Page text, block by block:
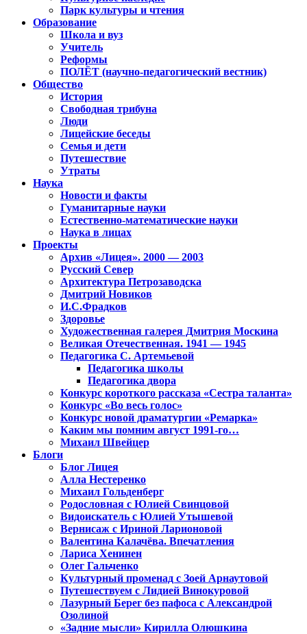
Парк культуры и чтения
Образование
Школа и вуз
Учитель
Реформы
ПОЛЁТ (научно-педагогический вестник)
Общество
История
Свободная трибуна
Люди
Лицейские беседы
Семья и дети
Путешествие
Утраты
Наука
Новости и факты
Гуманитарные науки
Естественно-математические науки
Наука в лицах
Проекты
Архив «Лицея». 2000 — 2003
Русский Север
Архитектура Петрозаводска
Дмитрий Новиков
И.С.Фрадков
Здоровье
Художественная галерея Дмитрия Москина
Великая Отечественная. 1941 — 1945
Педагогика С. Артемьевой
Педагогика школы
Педагогика двора
Конкурс короткого рассказа «Сестра таланта»
Конкурс «Во весь голос»
Конкурс новой драматургии «Ремарка»
Каким мы помним август 1991-го…
Михаил Швейцер
Блоги
Блог Лицея
Алла Нестеренко
Михаил Гольденберг
Родословная с Юлией Свинцовой
Видоискатель с Юлией Утышевой
Вернисаж с Ириной Ларионовой
Валентина Калачёва. Впечатления
Лариса Хенинен
Олег Гальченко
Культурный променад с Зоей Арнаутовой
Путешествуем с Лидией Винокуровой
Лазурный Берег без пафоса с Александрой
Озолиной
«Задние мысли» Кирилла Олюшкина